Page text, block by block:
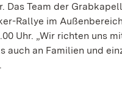
Team der
Rallye im
Uhr. „Wir richten uns
auch an Familien und